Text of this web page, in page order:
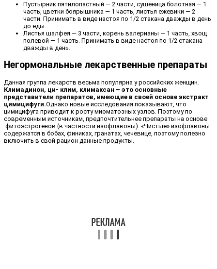
Пустырник пятилопастный — 2 части, сушеница болотная — 1
часть, цветки боярышника — 1 часть, листья ежевики — 2
части. Принимать в виде настоя по 1/2 стакана дважды в день
до еды.
Листья шалфея — 3 части, корень валерианы — 1 часть, хвощ
полевой — 1 часть. Принимать в виде настоя по 1/2 стакана
дважды в день.
Негормональные лекарственные препараты
Данная группа лекарств весьма популярна у российских женщин.
Климадинон, ци- клим, климаксан – это основные
представители препаратов, имеющие в своей основе экстракт
цимицифуги.Однако новые исследования показывают, что
цимицифуга приводит к росту миоматозных узлов. Поэтому по
современным источникам, предпочтительнее препараты на основе
фитоэстрогенов (в частности изофлавоны). «Чистые» изофлавоны
содержатся в бобах, финиках, гранатах, чечевице, поэтому полезно
включить в свой рацион данные продукты.